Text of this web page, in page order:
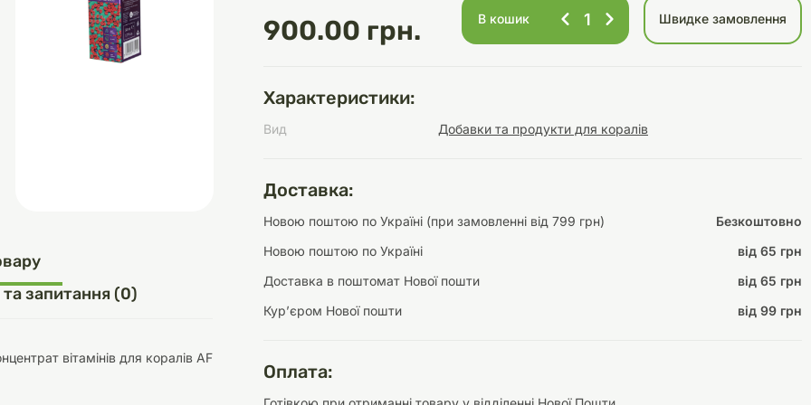
Домашній затишок
Переноски
Засоби для догляду
Інструменти для
догляду
Амуніція
Наповнювачі
Засоби для догляду
Аксесуари
900.00 грн. В кошик Швидке замовлення
Характеристики:
Вид Добавки та продукти для коралів
Доставка:
Новою поштою по Україні (при замовленні від 799 грн)
Безкоштовно
Новою поштою по Україні
від 65 грн
Доставка в поштомат Нової пошти
від 65 грн
Курʼєром Нової пошти
від 99 грн
Оплата:
та запитання (0)
вітамінів для коралів AF